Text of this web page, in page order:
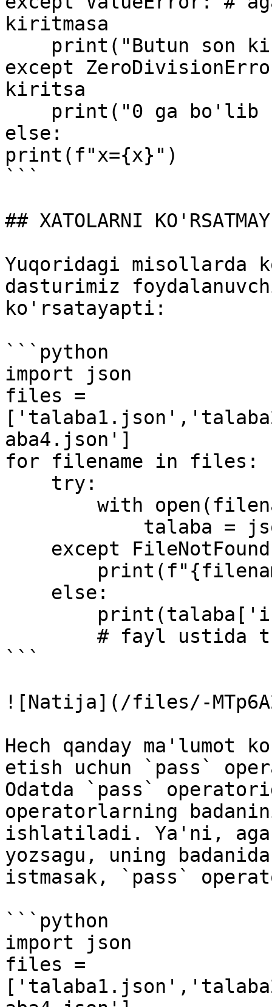
kiritmasa
except
kiritsa
else:
print(f"x={x}")
```
## XATOLARNI
Yuqoridagi misollarda
dasturimiz
ko'rsatayapti:
```python
import json
files =
aba4.json']
for filename in files:
```
![Natija](/files/-
Hech qanday ma'lumot
etish uchun `pass`
Odatda `pass`
operatorlarning
ishlatiladi. Ya'ni,
yozsagu, uning
istmasak, `pass`
```python
import json
files =